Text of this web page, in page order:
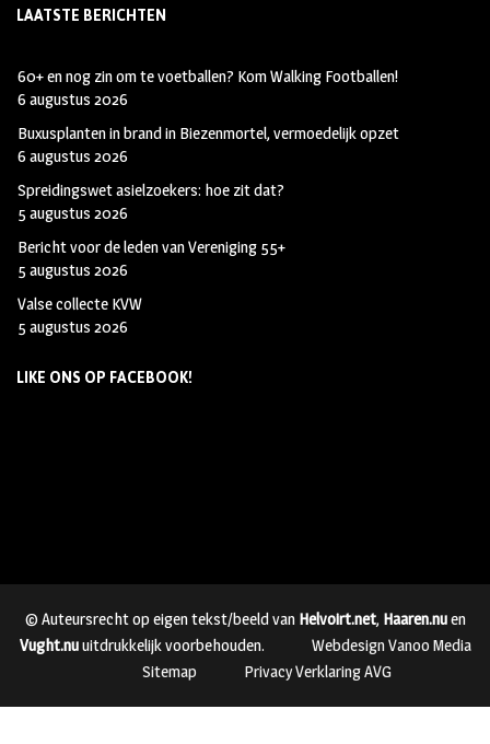
LAATSTE BERICHTEN
60+ en nog zin om te voetballen? Kom Walking Footballen!
6 augustus 2026
Buxusplanten in brand in Biezenmortel, vermoedelijk opzet
6 augustus 2026
Spreidingswet asielzoekers: hoe zit dat?
5 augustus 2026
Bericht voor de leden van Vereniging 55+
5 augustus 2026
Valse collecte KVW
5 augustus 2026
LIKE ONS OP FACEBOOK!
© Auteursrecht op eigen tekst/beeld van Helvoirt.net, Haaren.nuen
Vught.nuuitdrukkelijk voorbehouden.
Webdesign Vanoo Media
Sitemap
Privacy Verklaring AVG